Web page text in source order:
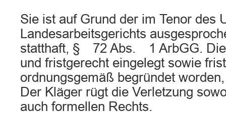
Sie ist auf Grund der im Tenor des
Landesarbeitsgerichts
statthaft, § 72 Abs. 1 ArbGG. Die
und fristgerecht eingelegt sowie
ordnungsgemäß begründet
Der Kläger rügt die Verletzung
auch formellen Rechts.